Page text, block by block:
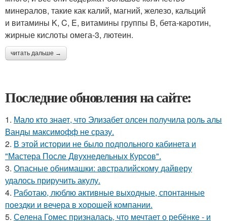
минералов, такие как калий, магний, железо, кальций
и витамины K, C, E, витамины группы В, бета-каротин,
жирные кислоты омега-3, лютеин.
читать дальше →
Последние обновления на сайте:
1. Мало кто знает, что Элизабет олсен получила роль алы
Ванды максимофф не сразу.
2. В этой истории не было подпольного кабинета и
"Мастера После Двухнедельных Курсов".
3. Опасные обнимашки: австралийскому дайверу
удалось приручить акулу.
4. Работаю, люблю активные выходные, спонтанные
поездки и вечера в хорошей компании.
5. Селена Гомес призналась, что мечтает о ребёнке - и